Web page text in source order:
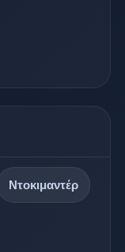
Ντοκιμαντέρ